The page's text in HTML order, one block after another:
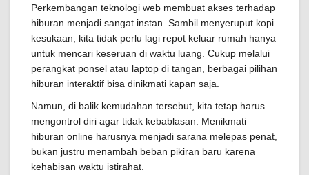
Perkembangan teknologi web membuat akses terhadap
hiburan menjadi sangat instan. Sambil menyeruput kopi
kesukaan, kita tidak perlu lagi repot keluar rumah hanya
untuk mencari keseruan di waktu luang. Cukup melalui
perangkat ponsel atau laptop di tangan, berbagai pilihan
hiburan interaktif bisa dinikmati kapan saja.
Namun, di balik kemudahan tersebut, kita tetap harus
mengontrol diri agar tidak kebablasan. Menikmati
hiburan online harusnya menjadi sarana melepas penat,
bukan justru menambah beban pikiran baru karena
kehabisan waktu istirahat.